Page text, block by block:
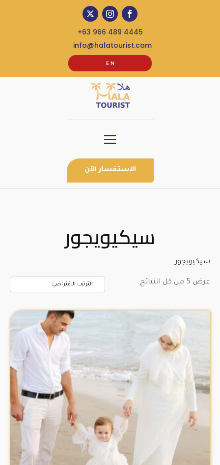
+63 966 489 4445
info@halatourist.com
E N
الاستفسار الآن
سيكيويجور
سيكيويجور
عرض ⁦5⁩ من كل النتائج